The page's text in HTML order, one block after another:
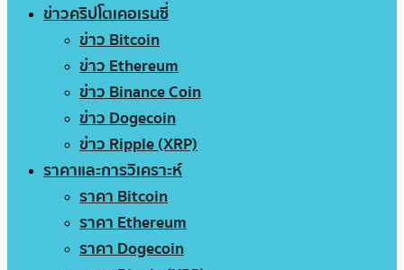
ข่าวคริปโตเคอเรนซี่
ข่าว Bitcoin
ข่าว Ethereum
ข่าว Binance Coin
ข่าว Dogecoin
ข่าว Ripple (XRP)
ราคาและการวิเคราะห์
ราคา Bitcoin
ราคา Ethereum
ราคา Dogecoin